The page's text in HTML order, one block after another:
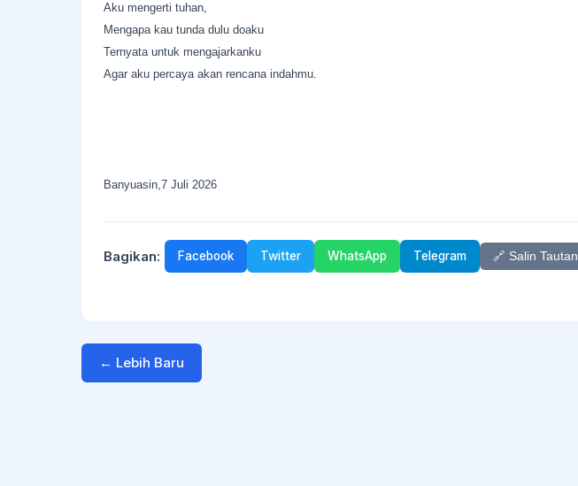
Aku mengerti tuhan,
Mengapa kau tunda dulu doaku
Ternyata untuk mengajarkanku
Agar aku percaya akan rencana indahmu.
Banyuasin,7 Juli 2026
Bagikan: Facebook Twitter WhatsApp Telegram 🔗 Salin Tautan
← Lebih Baru